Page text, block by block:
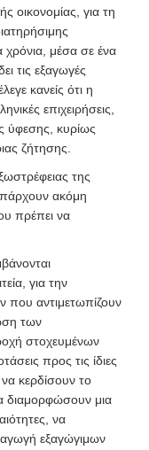
οικονομίας, για τη
χρόνια, μέσα σε ένα
τις εξαγωγές
κανείς ότι η
επιχειρήσεις,
ύφεσης, κυρίως
ζήτησης.
της
ακόμη
πρέπει να
για την
που αντιμετωπίζουν
των
στοχευμένων
προς τις ίδιες
να κερδίσουν το
διαμορφώσουν μια
να
εξαγώγιμων